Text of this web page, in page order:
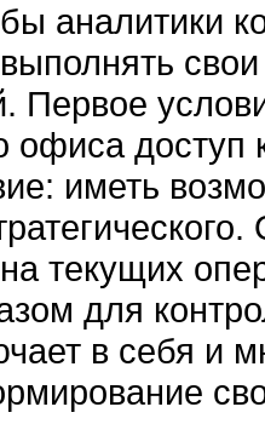
аналитики
Первое
офиса
иметь
текущих
для
в себя и